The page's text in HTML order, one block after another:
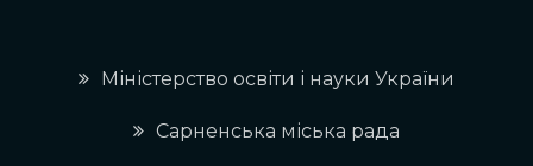
Міністерство освіти і науки України
Сарненська міська рада